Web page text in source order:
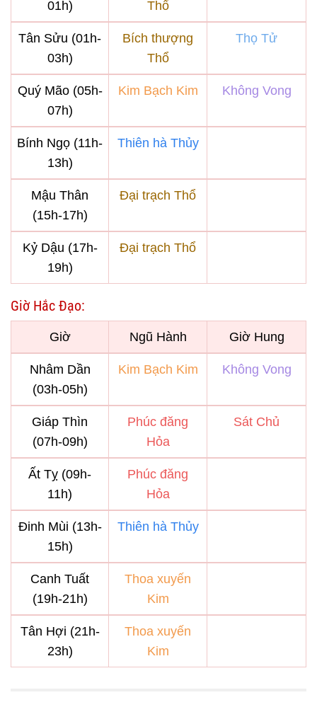
01h)
Thổ
Tân Sửu (01h-
03h)
Bích thượng
Thổ
Thọ Tử
Quý Mão (05h-
07h)
Kim Bạch Kim Không Vong
Bính Ngọ (11h-
13h)
Thiên hà Thủy
Mậu Thân
(15h-17h)
Đại trạch Thổ
Kỷ Dậu (17h-
19h)
Đại trạch Thổ
Giờ Hắc Đạo:
Giờ Ngũ Hành Giờ Hung
Nhâm Dần
(03h-05h)
Kim Bạch Kim Không Vong
Giáp Thìn
(07h-09h)
Phúc đăng
Hỏa
Sát Chủ
Ất Tỵ (09h-
11h)
Phúc đăng
Hỏa
Đinh Mùi (13h-
15h)
Thiên hà Thủy
Canh Tuất
(19h-21h)
Thoa xuyến
Kim
Tân Hợi (21h-
23h)
Thoa xuyến
Kim